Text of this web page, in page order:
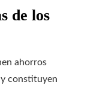
de los
ahorros
constituyen